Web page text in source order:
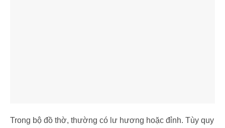
Trong bộ đồ thờ, thường có lư hương hoặc đỉnh. Tùy quy